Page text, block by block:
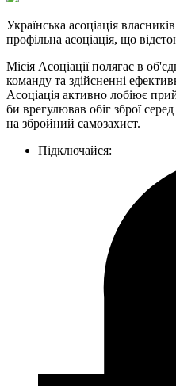
Українська асоціація
профільна асоціація, що
Місія Асоціації полягає в
команду та здійсненні
Асоціація активно лобіює
би врегулював обіг зброї
на збройний самозахист.
Підключайся: